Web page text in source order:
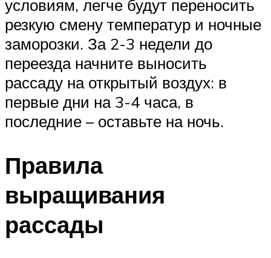
условиям, легче будут переносить
резкую смену температур и ночные
заморозки. За 2-3 недели до
переезда начните выносить
рассаду на открытый воздух: в
первые дни на 3-4 часа, в
последние – оставьте на ночь.
Правила
выращивания
рассады